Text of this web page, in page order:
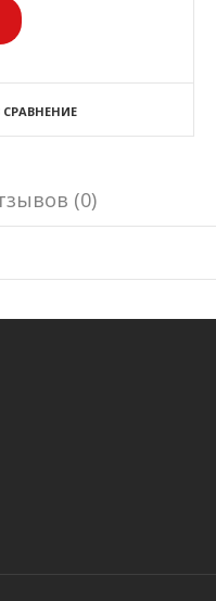
СРАВНЕНИЕ
(0)